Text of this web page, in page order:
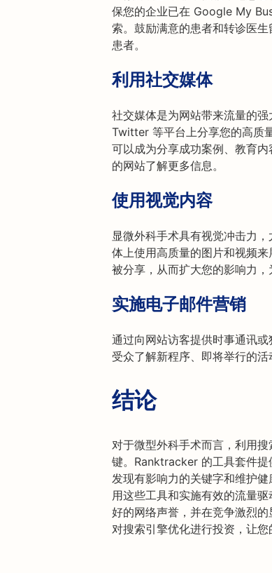
保您的企业已在 Google My
索。鼓励满意的患者和转诊医
患者。
利用社交媒体
社交媒体是为网站带来流量的
Twitter 等平台上分享您的高质
可以成为分享成功案例、教育
的网站了解更多信息。
使用视觉内容
显微外科手术具有视觉冲击力
体上使用高质量的图片和视频
被分享，从而扩大您的影响力，
实施电子邮件营销
通过向网站访客提供时事通讯
受众了解新程序、即将举行的
结论
对于微型外科手术而言，利用
键。Ranktracker 的工具套件提
发现有影响力的关键字和维护
用这些工具和实施有效的流量
好的网络声誉，并在竞争激烈
对搜索引擎优化进行投资，让您